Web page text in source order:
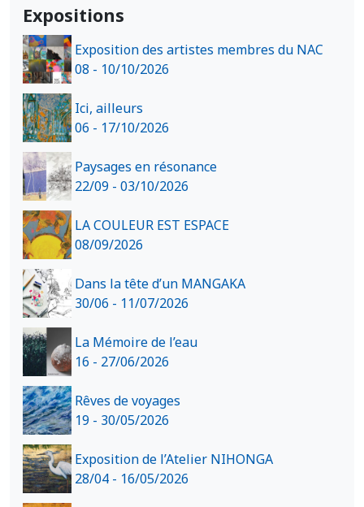
Expositions
Exposition des artistes membres du NAC
08 - 10/10/2026
Ici, ailleurs
06 - 17/10/2026
Paysages en résonance
22/09 - 03/10/2026
LA COULEUR EST ESPACE
08/09/2026
Dans la tête d’un MANGAKA
30/06 - 11/07/2026
La Mémoire de l’eau
16 - 27/06/2026
Rêves de voyages
19 - 30/05/2026
Exposition de l’Atelier NIHONGA
28/04 - 16/05/2026